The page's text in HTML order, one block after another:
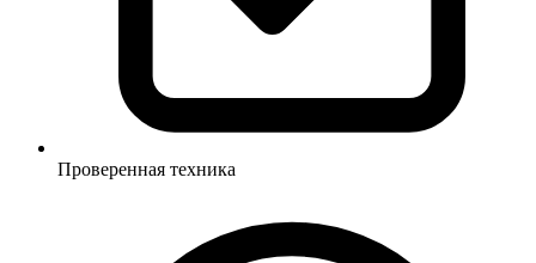
Проверенная техника